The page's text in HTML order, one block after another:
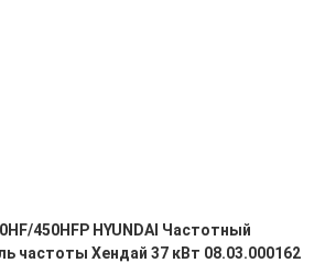
450HFP HYUNDAI Частотный
частоты Хендай 37 кВт 08.03.000162